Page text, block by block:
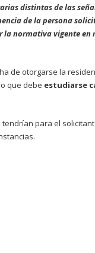
distintas de las
de la persona
la normativa vigente en
de otorgarse la
que debe estudiarse
para el